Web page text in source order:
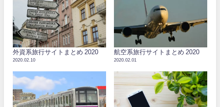
外資系旅行サイトまとめ 2020
2020.02.10
航空系旅行サイトまとめ 2020
2020.02.01